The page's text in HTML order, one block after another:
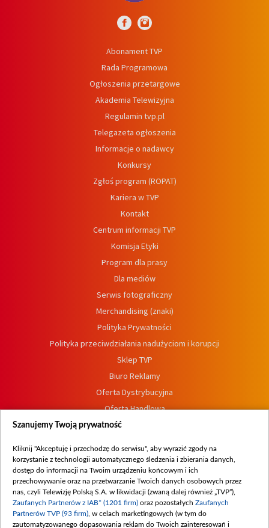
Abonament TVP
Rada Programowa
Ogłoszenia przetargowe
Akademia Telewizyjna
Regulamin tvp.pl
Telegazeta ogłoszenia
Informacje o nadawcy
Konkursy
Zgłoś program (ROPAT)
Kariera w TVP
Kontakt
Centrum informacji TVP
Komisja Etyki
Program dla prasy
Dla mediów
Serwis fotograficzny
Merchandising (znaki)
Polityka Prywatności
Polityka przeciwdziałania nadużyciom i korupcji
Sklep TVP
Biuro Reklamy
Oferta Dystrybucyjna
Oferta Handlowa
Dostępność
Procedura zgłoszeń wewnętrznych
Szanujemy Twoją prywatność
Kliknij "Akceptuję i przechodzę do serwisu", aby wyrazić zgody na
korzystanie z technologii automatycznego śledzenia i zbierania danych,
dostęp do informacji na Twoim urządzeniu końcowym i ich
przechowywanie oraz na przetwarzanie Twoich danych osobowych przez
nas, czyli Telewizję Polską S.A. w likwidacji (zwaną dalej również „TVP”),
Zaufanych Partnerów z IAB* (1201 firm) oraz pozostałych Zaufanych
Partnerów TVP (93 firm) , w celach marketingowych (w tym do
zautomatyzowanego dopasowania reklam do Twoich zainteresowań i